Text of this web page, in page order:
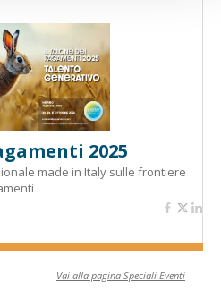
2025
made in Italy sulle frontiere
Vai alla pagina Speciali Eventi